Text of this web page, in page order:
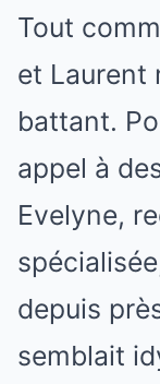
Tout
et Laurent
battant.
appel à
Evelyne,
depuis
semblait